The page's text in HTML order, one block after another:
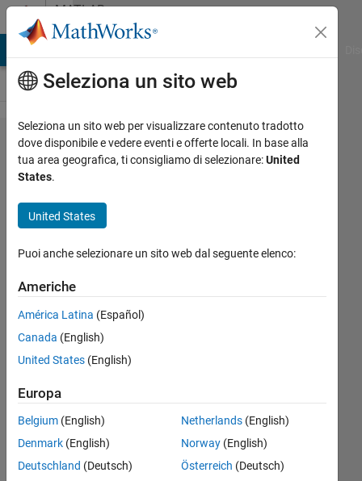
Vai al contenutoMATLAB
Answers
How do I
perform
filtering in
detected
circles (using
imfindcircles,
viscircles)
exclusively ?
Shailly
Vaidya
29 Lug
1
Seleziona un sito web
Seleziona un sito web per visualizzare contenuto tradotto
dove disponibile e vedere eventi e offerte locali. In base alla
tua area geografica, ti consigliamo di selezionare:United
States.
United States
Puoi anche selezionare un sito web dal seguente elenco:
Americhe
América Latina (Español)
Canada (English)
United States (English)
Europa
Belgium (English)
Denmark (English)
Deutschland (Deutsch)
Netherlands(English)
Norway(English)
Österreich (Deutsch)